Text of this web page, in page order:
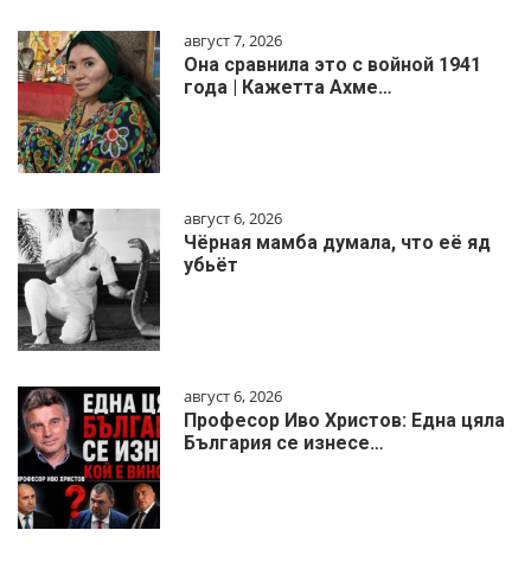
август 7, 2026
Она сравнила это с войной 1941
года | Кажетта Ахме…
август 6, 2026
Чёрная мамба думала, что её яд
убьёт
август 6, 2026
Професор Иво Христов: Една цяла
България се изнесе…